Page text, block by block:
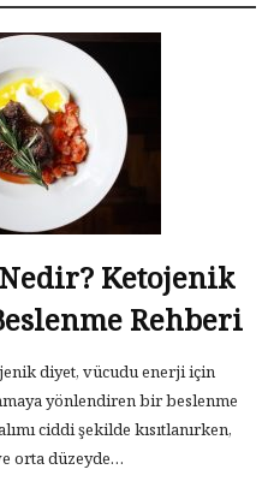
Ketojenik
Rehberi
diyet, vücudu enerji için
yönlendiren bir beslenme
ciddi şekilde kısıtlanırken,
orta düzeyde…